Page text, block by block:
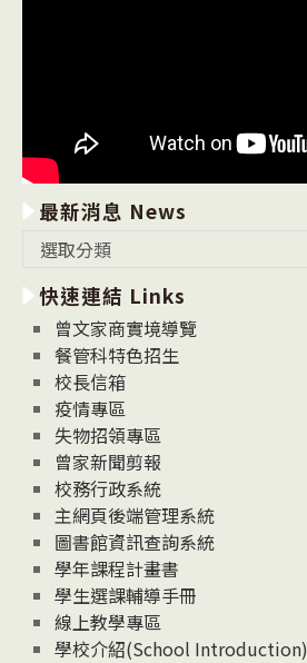
最新消息 News
消
息
News
選取分類
快速連結 Links
曾文家商實境導覽
餐管科特色招生
校長信箱
疫情專區
失物招領專區
曾家新聞剪報
校務行政系統
主網頁後端管理系統
圖書館資訊查詢系統
學年課程計畫書
學生選課輔導手冊
線上教學專區
學校介紹(School Introduction)